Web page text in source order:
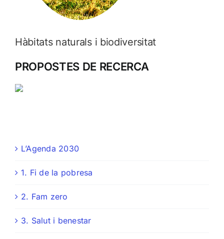
Hàbitats naturals i biodiversitat
PROPOSTES DE RECERCA
L’Agenda 2030
1. Fi de la pobresa
2. Fam zero
3. Salut i benestar